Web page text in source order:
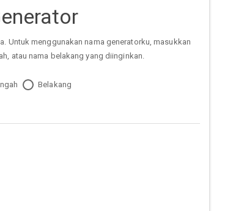
Untuk menggunakan nama generatorku, masukkan
atau nama belakang yang diinginkan.
Belakang